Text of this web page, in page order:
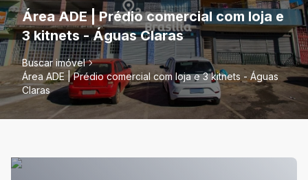
Área ADE | Prédio comercial com loja e
3 kitnets - Águas Claras
Buscar imóvel
Área ADE | Prédio comercial com loja e 3 kitnets - Águas
Claras